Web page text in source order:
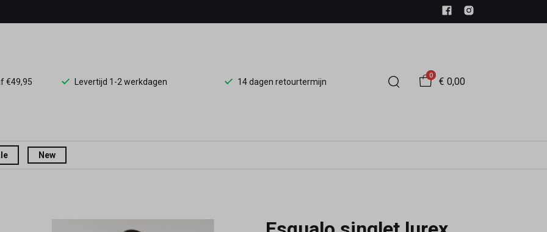
€49,95 Levertijd 1-2 werkdagen 14 dagen retourtermijn
0
€ 0,00
New